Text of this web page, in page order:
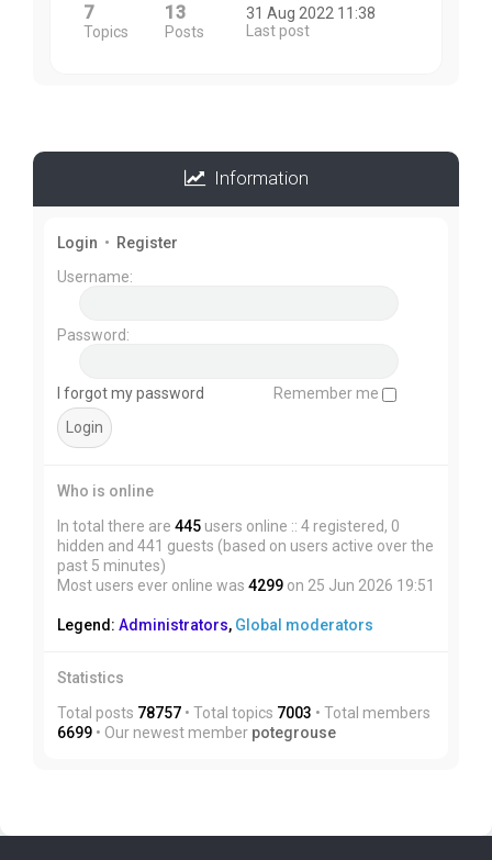
7
Topics
13
Posts
31 Aug 2022 11:38
Last post
Information
Login • Register
Username:
Password:
I forgot my password Remember me
Who is online
In total there are 445 users online :: 4 registered, 0
hidden and 441 guests (based on users active over the
past 5 minutes)
Most users ever online was 4299 on 25 Jun 2026 19:51
Legend: Administrators, Global moderators
Statistics
Total posts 78757 • Total topics 7003 • Total members
6699 • Our newest member potegrouse